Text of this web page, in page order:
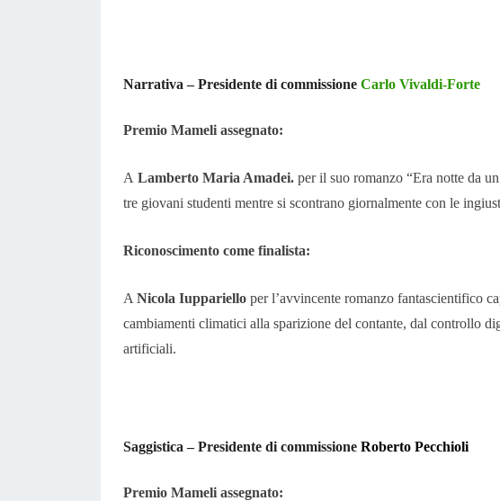
Narrativa – Presidente di commissione Carlo Vivaldi-Forte
Premio Mameli assegnato:
A Lamberto Maria Amadei. per il suo romanzo “Era notte da
tre giovani studenti mentre si scontrano giornalmente con le
Riconoscimento come finalista:
A Nicola Iuppariello per l’avvincente romanzo fantascientifico
cambiamenti climatici alla sparizione del contante, dal controllo
artificiali.
Saggistica – Presidente di commissione Roberto Pecchioli
Premio Mameli assegnato: